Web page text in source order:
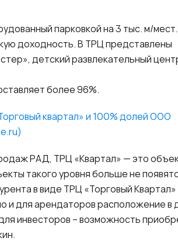
парковкой на 3 тыс. м/мест.
доходность. В ТРЦ представлены
детский развлекательный
более 96%.
квартал» и 100% долей ООО
РАД, ТРЦ «Квартал» — это
такого уровня больше не
в виде ТРЦ «Торговый
и для арендаторов расположение в
инвесторов – возможность